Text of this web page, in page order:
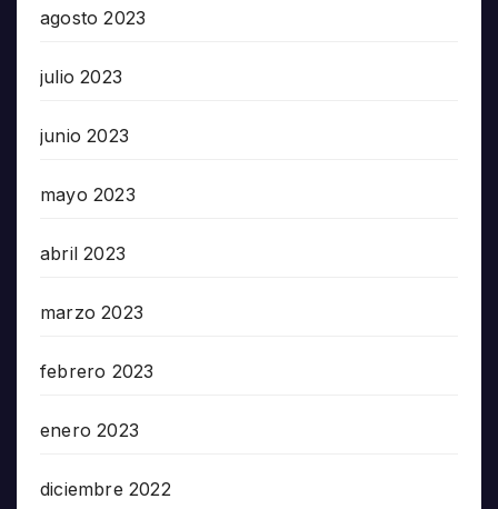
agosto 2023
julio 2023
junio 2023
mayo 2023
abril 2023
marzo 2023
febrero 2023
enero 2023
diciembre 2022